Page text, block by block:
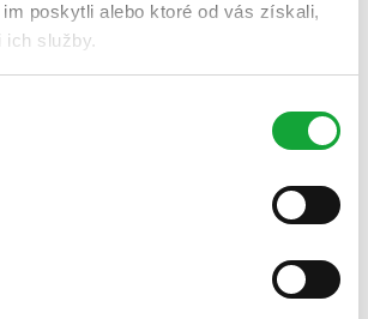
poskytli alebo ktoré od vás získali,
ich služby.